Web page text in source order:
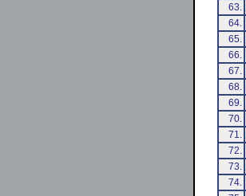
63.
64.
65.
66.
67.
68.
69.
70.
71.
72.
73.
74.